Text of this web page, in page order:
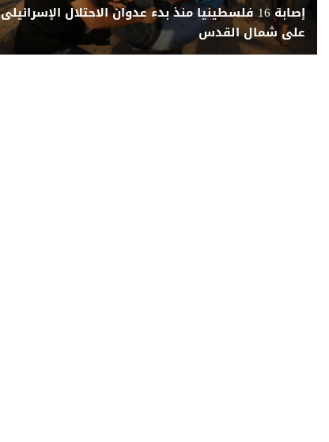
إصابة 16 فلسطينيا منذ بدء عدوان الاحتلال الإسرائيلى
على شمال القدس